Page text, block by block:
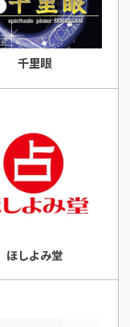
千里眼
ほしよみ堂